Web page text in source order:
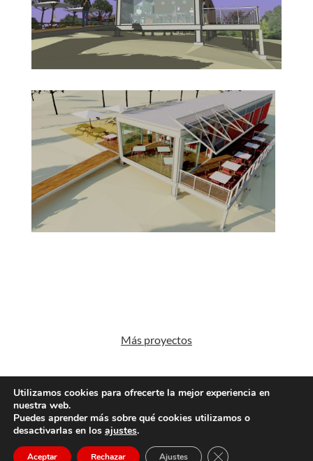
Más proyectos
DiseñoThe Room Social | © Copyright Manuel Fdez.
Utilizamos cookies para ofrecerte la mejor experiencia en
nuestra web.
Puedes aprender más sobre qué cookies utilizamos o
desactivarlas en los ajustes.
Aceptar Rechazar Ajustes Cerrar el banner de